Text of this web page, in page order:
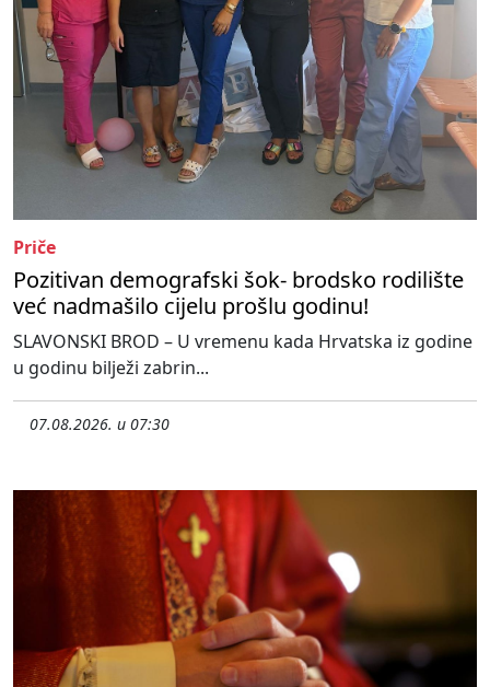
Priče
Pozitivan demografski šok- brodsko rodilište
već nadmašilo cijelu prošlu godinu!
SLAVONSKI BROD – U vremenu kada Hrvatska iz godine
u godinu bilježi zabrin...
07.08.2026. u 07:30